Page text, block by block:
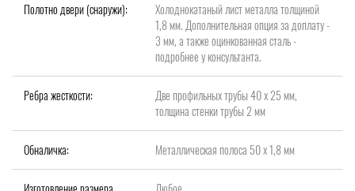
Полотно двери (снаружи):
Холоднокатаный лист металла толщиной
1,8 мм. Дополнительная опция за доплату -
3 мм, а также оцинкованная сталь -
подробнее у консультанта.
Ребра жесткости:
Две профильных трубы 40 х 25 мм,
толщина стенки трубы 2 мм
Обналичка: Металлическая полоса 50 х 1,8 мм